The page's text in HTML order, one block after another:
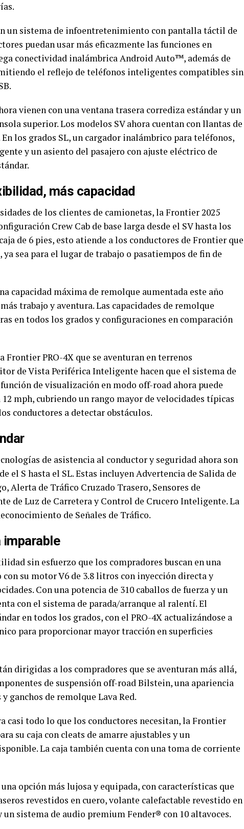
un sistema de infoentretenimiento con pantalla táctil de
puedan usar más eficazmente las funciones en
conectividad inalámbrica Android Auto™, además de
el reflejo de teléfonos inteligentes compatibles sin
vienen con una ventana trasera corrediza estándar y un
superior. Los modelos SV ahora cuentan con llantas de
los grados SL, un cargador inalámbrico para teléfonos,
y un asiento del pasajero con ajuste eléctrico de
más capacidad
de los clientes de camionetas, la Frontier 2025
Crew Cab de base larga desde el SV hasta los
de 6 pies, esto atiende a los conductores de Frontier que
sea para el lugar de trabajo o pasatiempos de fin de
capacidad máxima de remolque aumentada este año
trabajo y aventura. Las capacidades de remolque
en todos los grados y configuraciones en comparación
Frontier PRO-4X que se aventuran en terrenos
de Vista Periférica Inteligente hacen que el sistema de
de visualización en modo off-road ahora puede
mph, cubriendo un rango mayor de velocidades típicas
conductores a detectar obstáculos.
de asistencia al conductor y seguridad ahora son
el S hasta el SL. Estas incluyen Advertencia de Salida de
Alerta de Tráfico Cruzado Trasero, Sensores de
de Luz de Carretera y Control de Crucero Inteligente. La
de Señales de Tráfico.
imparable
sin esfuerzo que los compradores buscan en una
su motor V6 de 3.8 litros con inyección directa y
Con una potencia de 310 caballos de fuerza y un
con el sistema de parada/arranque al ralentí. El
en todos los grados, con el PRO-4X actualizándose a
para proporcionar mayor tracción en superficies
dirigidas a los compradores que se aventuran más allá,
de suspensión off-road Bilstein, una apariencia
ganchos de remolque Lava Red.
casi todo lo que los conductores necesitan, la Frontier
su caja con cleats de amarre ajustables y un
La caja también cuenta con una toma de corriente
opción más lujosa y equipada, con características que
revestidos en cuero, volante calefactable revestido en
sistema de audio premium Fender® con 10 altavoces.